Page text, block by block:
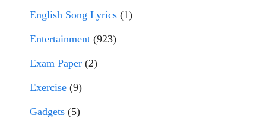
English Song Lyrics (1)
Entertainment (923)
Exam Paper (2)
Exercise (9)
Gadgets (5)